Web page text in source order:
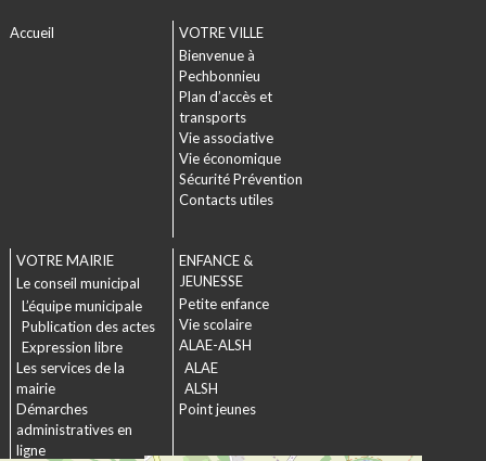
Accueil
VOTRE VILLE
Bienvenue à
Pechbonnieu
Plan d’accès et
transports
Vie associative
Vie économique
Sécurité Prévention
Contacts utiles
VOTRE MAIRIE
Le conseil municipal
L’équipe municipale
Publication des actes
Expression libre
Les services de la
mairie
Démarches
administratives en
ligne
ENFANCE &
JEUNESSE
Petite enfance
Vie scolaire
ALAE-ALSH
ALAE
ALSH
Point jeunes